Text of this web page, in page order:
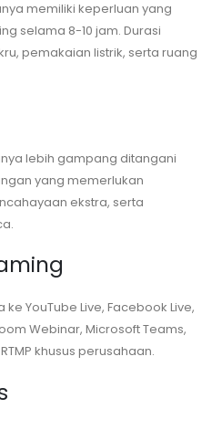
memiliki keperluan yang
selama 8-10 jam. Durasi
pemakaian listrik, serta ruang
lebih gampang ditangani
yang memerlukan
ekstra, serta
YouTube Live, Facebook Live,
Webinar, Microsoft Teams,
khusus perusahaan.